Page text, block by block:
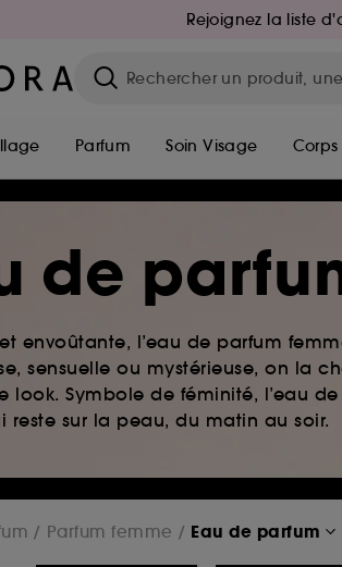
Rejoignez la liste
Parfum Soin Visage Corps
de
envoûtante, l’eau de parfum
sensuelle ou mystérieuse, on la
look. Symbole de féminité, l’eau
reste sur la peau, du matin au soir.
Parfum femme Eau de parfum